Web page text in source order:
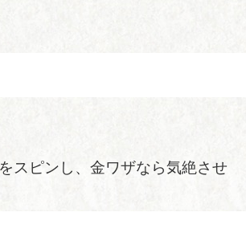
スピンし、金ワザなら気絶させ